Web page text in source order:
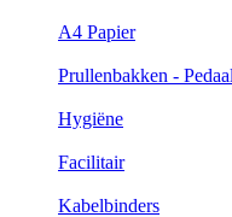
A4 Papier
Prullenbakken -
Hygiëne
Facilitair
Kabelbinders